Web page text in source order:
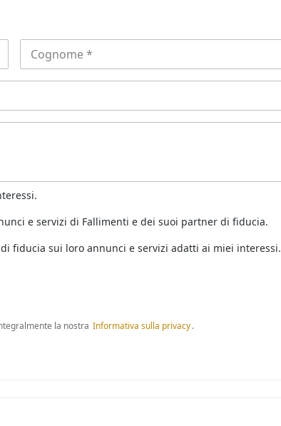
e servizi di Fallimenti e dei suoi partner di fiducia.
fiducia sui loro annunci e servizi adatti ai miei interessi.
la nostra Informativa sulla privacy.